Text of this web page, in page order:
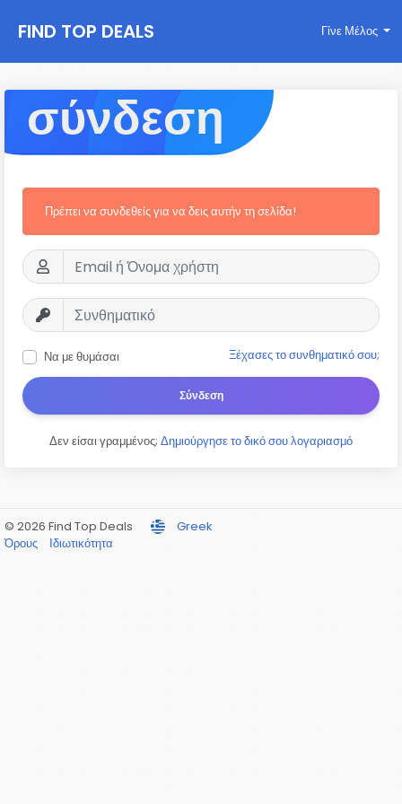
FIND TOP DEALS Γίνε Μέλος
σύνδεση
Πρέπει να συνδεθείς για να δεις αυτήν τη σελίδα!
Να με θυμάσαι Ξέχασες το συνθηματικό σου;
Σύνδεση
Δεν είσαι γραμμένος; Δημιούργησε το δικό σου λογαριασμό
© 2026 Find Top Deals
Greek
Όρους
Ιδιωτικότητα